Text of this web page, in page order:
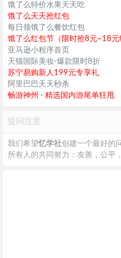
饿了么特价水果天天吃
饿了么天天抢红包
每日领饿了么餐饮红包
饿了么红包节（限时抢8元~18元
亚马逊小程序首页
天猫国际美妆-爆款限时8折
苏宁易购新人199元专享礼
阿里巴巴天天秒杀
畅游神州 - 精选国内游尾单狂甩
提问注意
我们希望忆学社创建一个最好的
所有人的共同努力：友善，公平